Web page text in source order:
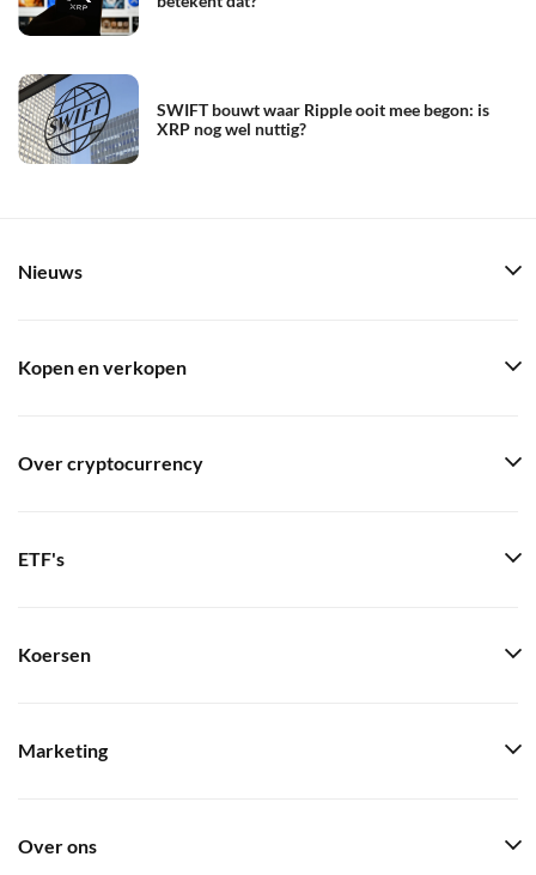
SWIFT bouwt waar Ripple ooit mee begon: is
XRP nog wel nuttig?
Nieuws
Kopen en verkopen
Over cryptocurrency
ETF's
Koersen
Marketing
Over ons